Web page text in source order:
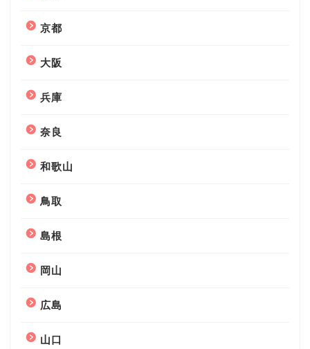
京都
大阪
兵庫
奈良
和歌山
鳥取
島根
岡山
広島
山口